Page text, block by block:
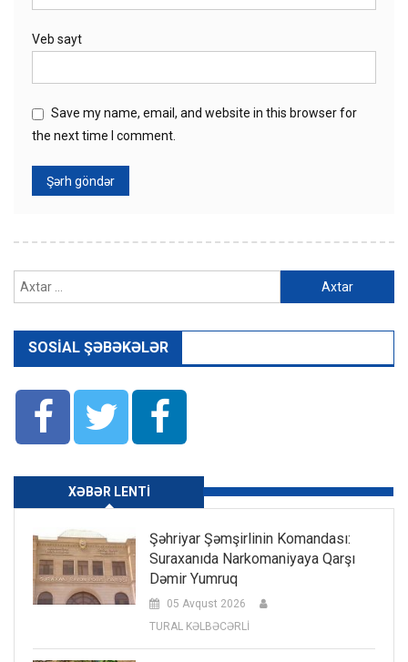
Veb sayt
Save my name, email, and website in this browser for
the next time I comment.
SOSIAL ŞƏBƏKƏLƏR
XƏBƏR LENTI
Şəhriyar Şəmşirlinin Komandası:
Suraxanıda Narkomaniyaya Qarşı
Dəmir Yumruq
05 Avqust 2026
TURAL KƏLBƏCƏRLİ